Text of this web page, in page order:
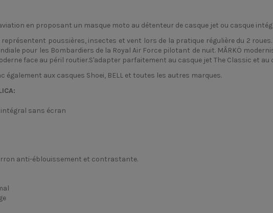
en proposant un masque moto au détenteur de casque jet ou casque
poussières, insectes et vent lors de la pratique régulière du 2
pour les Bombardiers de la Royal Air Force pilotant de nuit. MÂRKÖ
face au péril routier.S'adapter parfaitement au casque jet The Classic et au
également aux casques Shoei, BELL et toutes les autres marques.
sans écran
anti-éblouissement et contrastante.